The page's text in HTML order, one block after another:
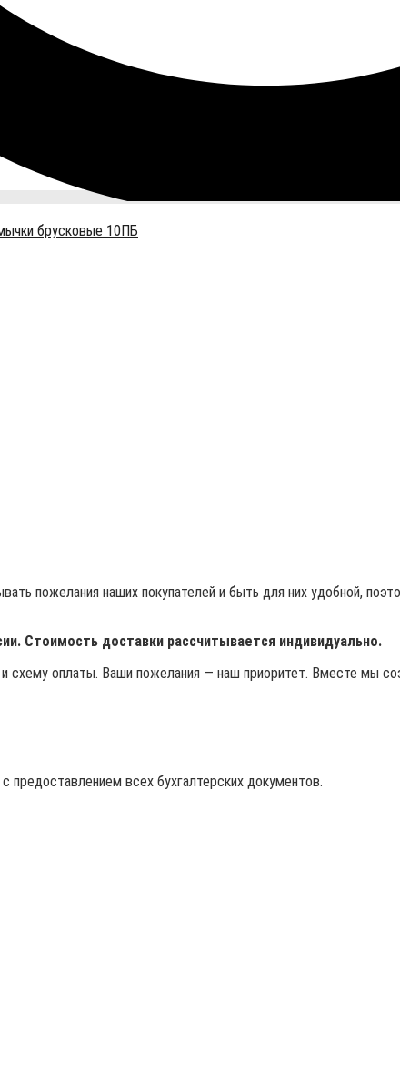
брусковые 10ПБ
пожелания наших покупателей и быть для них удобной,
Стоимость доставки рассчитывается индивидуально.
оплаты. Ваши пожелания — наш приоритет. Вместе мы
предоставлением всех бухгалтерских документов.